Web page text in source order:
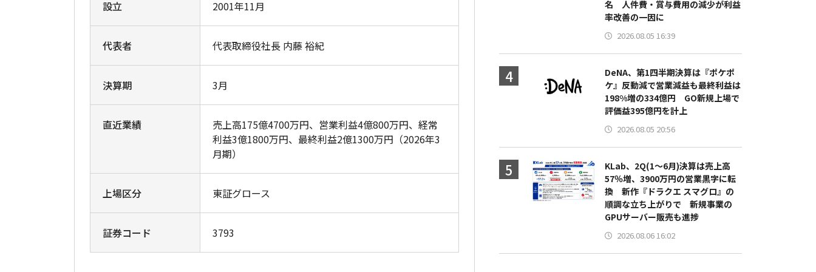
設立 2001年11月
代表者 代表取締役社長 内藤 裕紀
決算期 3月
直近業績
売上高175億4700万円、営業利益4億800万円、経常
利益3億1800万円、最終利益2億1300万円（2026年3
月期）
上場区分 東証グロース
証券コード 3793
名 人件費・賞与費用の減少が利益
率改善の一因に
2026.08.05 16:39
DeNA、第1四半期決算は『ポケポ
ケ』反動減で営業減益も最終利益は
198%増の334億円 GO新規上場で
評価益395億円を計上
2026.08.05 20:56
KLab、2Q(1～6月)決算は売上高
57％増、3900万円の営業黒字に転
換 新作『ドラクエ スマグロ』の
順調な立ち上がりで 新規事業の
GPUサーバー販売も進捗
2026.08.06 16:02